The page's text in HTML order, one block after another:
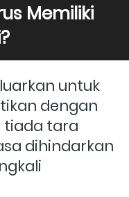
Memiliki
untuk
dengan
tiada tara
dihindarkan